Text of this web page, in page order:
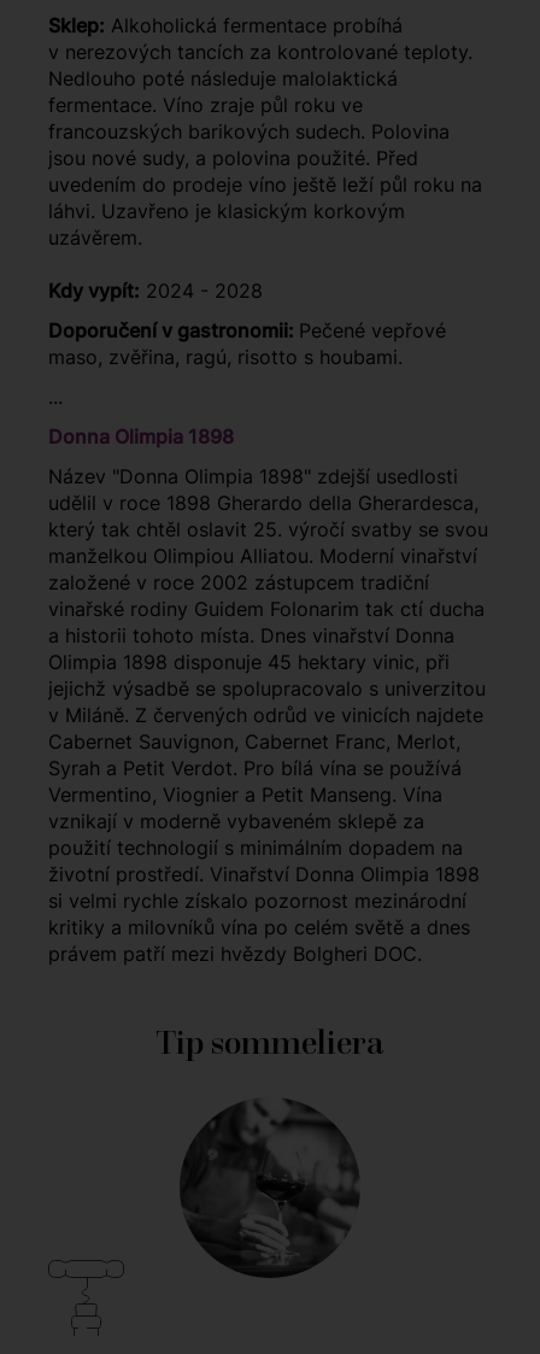
Sklep: Alkoholická fermentace probíhá
v nerezových tancích za kontrolované teploty.
Nedlouho poté následuje malolaktická
fermentace. Víno zraje půl roku ve
francouzských barikových sudech. Polovina
jsou nové sudy, a polovina použité. Před
uvedením do prodeje víno ještě leží půl roku na
láhvi. Uzavřeno je klasickým korkovým
uzávěrem.
Kdy vypít: 2024 - 2028
Doporučení v gastronomii: Pečené vepřové
maso, zvěřina, ragú, risotto s houbami.
...
Donna Olimpia 1898
Název "Donna Olimpia 1898" zdejší usedlosti
udělil v roce 1898 Gherardo della Gherardesca,
který tak chtěl oslavit 25. výročí svatby se svou
manželkou Olimpiou Alliatou. Moderní vinařství
založené v roce 2002 zástupcem tradiční
vinařské rodiny Guidem Folonarim tak ctí ducha
a historii tohoto místa. Dnes vinařství Donna
Olimpia 1898 disponuje 45 hektary vinic, při
jejichž výsadbě se spolupracovalo s univerzitou
v Miláně. Z červených odrůd ve vinicích najdete
Cabernet Sauvignon, Cabernet Franc, Merlot,
Syrah a Petit Verdot. Pro bílá vína se používá
Vermentino, Viognier a Petit Manseng. Vína
vznikají v moderně vybaveném sklepě za
použití technologií s minimálním dopadem na
životní prostředí. Vinařství Donna Olimpia 1898
si velmi rychle získalo pozornost mezinárodní
kritiky a milovníků vína po celém světě a dnes
právem patří mezi hvězdy Bolgheri DOC.
Tip sommeliera